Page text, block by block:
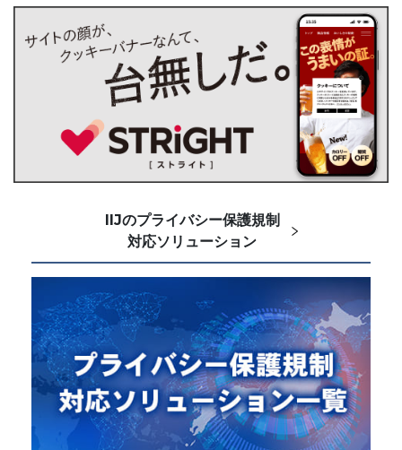
IIJのプライバシー保護規制
対応ソリューション